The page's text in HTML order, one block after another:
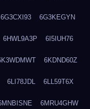
6G3CXI93 6G3KEGYN
6HWL9A3P 6I5IUH76
6KDND60Z
6LI78JDL 6LL59T6X
6MRU4GHW